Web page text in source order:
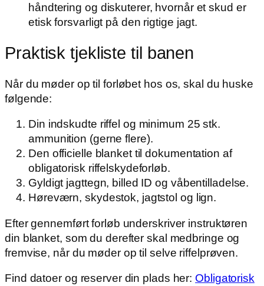
håndtering og diskuterer, hvornår et skud er
etisk forsvarligt på den rigtige jagt.
Praktisk tjekliste til banen
Når du møder op til forløbet hos os, skal du huske
følgende:
Din indskudte riffel og minimum 25 stk.
ammunition (gerne flere).
Den officielle blanket til dokumentation af
obligatorisk riffelskydeforløb.
Gyldigt jagttegn, billed ID og våbentilladelse.
Høreværn, skydestok, jagtstol og lign.
Efter gennemført forløb underskriver instruktøren
din blanket, som du derefter skal medbringe og
fremvise, når du møder op til selve riffelprøven.
Find datoer og reserver din plads her: Obligatorisk